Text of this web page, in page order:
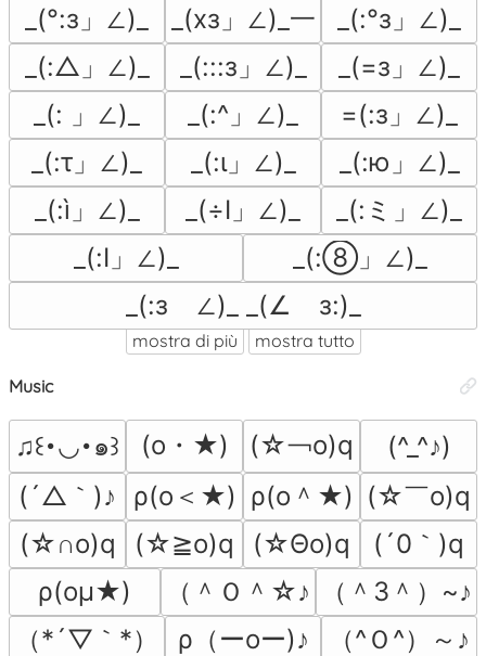
_(°:з」∠)_
_(xз」∠)_一
_(:°з」∠)_
_(:△」∠)_
_(:::з」∠)_
_(=з」∠)_
_(: 」∠)_
_(:^」∠)_
=(:з」∠)_
_(:τ」∠)_
_(:ι」∠)_
_(:ю」∠)_
_(:ì」∠)_
_(÷Ι」∠)_
_(:ミ」∠)_
_(:Ⅰ」∠)_
_(:⑧」∠)_
_(:зゝ∠)_ _(∠ゝз:)_
mostra di più mostra tutto
Music
♫꒰･◡･๑꒱ (o・★) (☆￢o)q
(^_^♪)
(´△｀)♪
ρ(o＜★) ρ(o＾★) (☆￣o)q
(☆∩o)q
(☆≧o)q (☆Θo)q
(´0｀)q
ρ(oμ★)
（＾Ｏ＾☆♪
（＾3＾）~♪
（*´▽｀*）
ρ（ーoー)♪
（^Ｏ^）～♪